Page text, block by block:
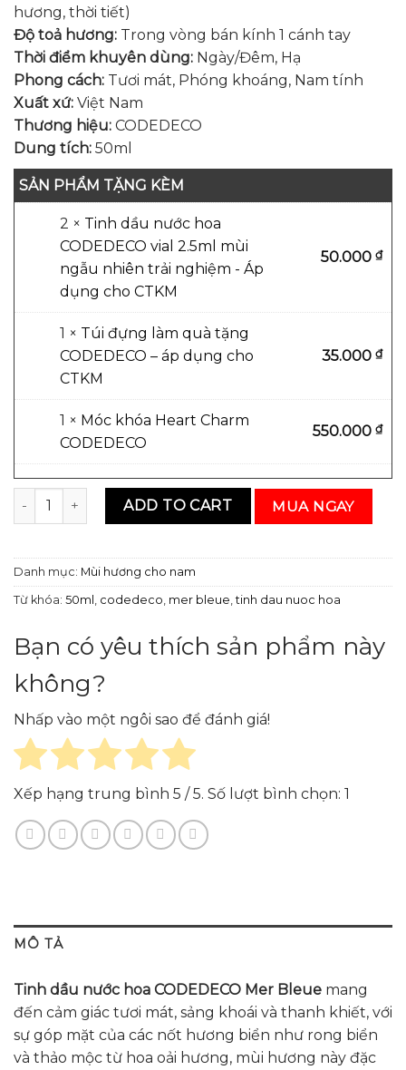
hương, thời tiết)
Độ toả hương: Trong vòng bán kính 1 cánh tay
Thời điểm khuyên dùng: Ngày/Đêm, Hạ
Phong cách: Tươi mát, Phóng khoáng, Nam tính
Xuất xứ: Việt Nam
Thương hiệu: CODEDECO
Dung tích: 50ml
SẢN PHẨM TẶNG KÈM
2 × Tinh dầu nước hoa
CODEDECO vial 2.5ml mùi
ngẫu nhiên trải nghiệm - Áp
dụng cho CTKM
50.000 ₫
1 × Túi đựng làm quà tặng
CODEDECO – áp dụng cho
CTKM
35.000 ₫
1 × Móc khóa Heart Charm
CODEDECO
550.000 ₫
Tinh dầu nước hoa CODEDECO Mer Bleue 50ml số lượng
ADD TO CART MUA NGAY
Danh mục: Mùi hương cho nam
Từ khóa: 50ml codedeco mer bleue ,tinh dau nuoc hoa
Bạn có yêu thích sản phẩm này
không?
Nhấp vào một ngôi sao để đánh giá!
Xếp hạng trung bình 5 / 5. Số lượt bình chọn: 1
MÔ TẢ
Tinh dầu nước hoa CODEDECO Mer Bleue mang
đến cảm giác tươi mát, sảng khoái và thanh khiết, với
sự góp mặt của các nốt hương biển như rong biển
và thảo mộc từ hoa oải hương, mùi hương này đặc